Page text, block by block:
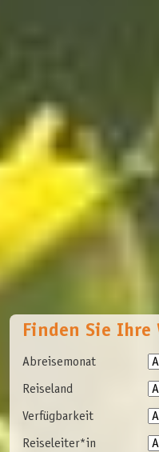
Finden Sie Ihre
Abreisemonat
Reiseland
Verfügbarkeit
Reiseleiter*in